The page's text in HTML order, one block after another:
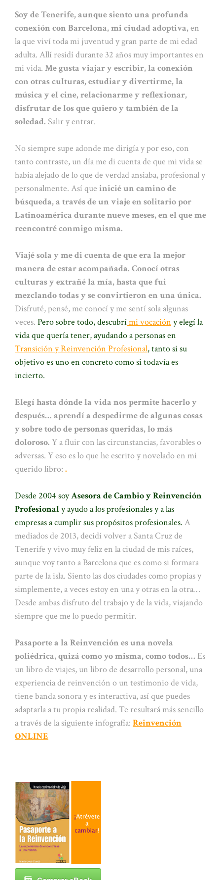
Soy de Tenerife, aunque siento una profunda
conexión con Barcelona, mi ciudad adoptiva,en
la que viví toda mi juventud y gran parte de mi edad
adulta. Allí residí durante 32 años muy importantes en
mi vida. Me gusta viajar y escribir, la conexión
con otras culturas, estudiar y divertirme, la
música y el cine, relacionarme y reflexionar,
disfrutar de los que quiero y también de la
soledad. Salir y entrar.
No siempre supe adonde me dirigía y por eso, con
tanto contraste, un día me di cuenta de que mi vida se
había alejado de lo que de verdad ansiaba, profesional y
personalmente. Así que inicié un camino de
búsqueda, a través de un viaje en solitario por
Latinoamérica durante nueve meses, en el que me
reencontré conmigo misma.
Viajé sola y me di cuenta de que era la mejor
manera de estar acompañada. Conocí otras
culturas y extrañé la mía, hasta que fui
mezclando todas y se convirtieron en una única.
Disfruté, pensé, me conocí y me sentí sola algunas
veces. Pero sobre todo, descubrími vocación y elegí la
vida que quería tener, ayudando a personas en
Transición y Reinvención Profesional, tanto si su
objetivo es uno en concreto como si todavía es
incierto.
Elegí hasta dónde la vida nos permite hacerlo y
después… aprendí a despedirme de algunas cosas
y sobre todo de personas queridas, lo más
doloroso. Y a fluir con las circunstancias, favorables o
adversas. Y eso es lo que he escrito y novelado en mi
querido libro: .
Desde 2004 soyAsesora de Cambio y Reinvención
Profesionaly ayudo a los profesionales y a las
empresas a cumplir sus propósitos profesionales. A
mediados de 2013, decidí volver a Santa Cruz de
Tenerife y vivo muy feliz en la ciudad de mis raíces,
aunque voy tanto a Barcelona que es como si formara
parte de la isla. Siento las dos ciudades como propias y
simplemente, a veces estoy en una y otras en la otra…
Desde ambas disfruto del trabajo y de la vida, viajando
siempre que me lo puedo permitir.
Pasaporte a la Reinvención es una novela
poliédrica, quizá como yo misma, como todos… Es
un libro de viajes, un libro de desarrollo personal, una
experiencia de reinvención o un testimonio de vida,
tiene banda sonora y es interactiva, así que puedes
adaptarla a tu propia realidad. Te resultará más sencillo
a través de la siguiente infografía: Reinvención
ONLINE